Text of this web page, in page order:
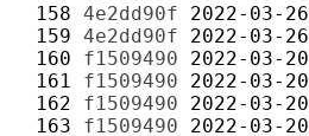
158 4e2dd90f 2022-03-26
159 4e2dd90f 2022-03-26
160 f1509490 2022-03-20
161 f1509490 2022-03-20
162 f1509490 2022-03-20
163 f1509490 2022-03-20